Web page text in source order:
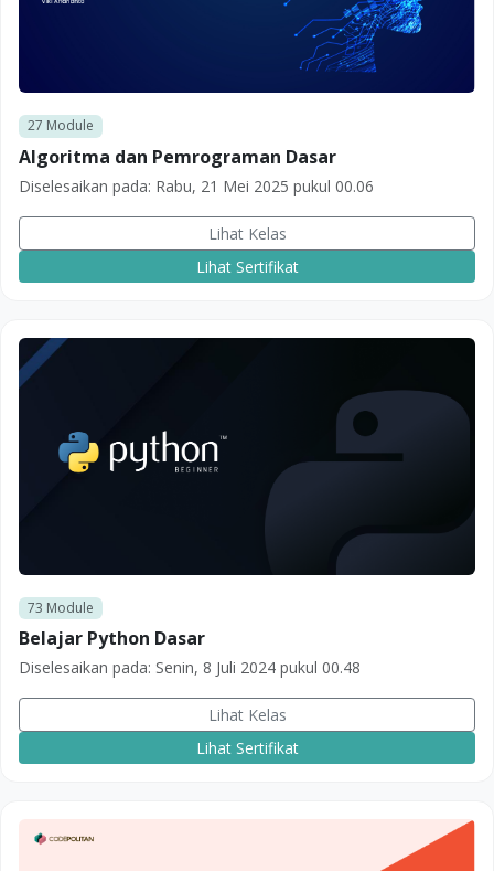
27 Module
Algoritma dan Pemrograman Dasar
Diselesaikan pada: Rabu, 21 Mei 2025 pukul 00.06
Lihat Kelas
Lihat Sertifikat
73 Module
Belajar Python Dasar
Diselesaikan pada: Senin, 8 Juli 2024 pukul 00.48
Lihat Kelas
Lihat Sertifikat